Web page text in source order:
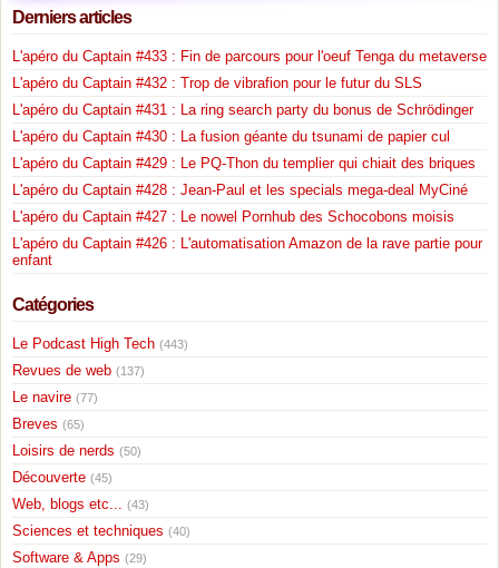
Derniers articles
L'apéro du Captain #433 : Fin de parcours pour l'oeuf Tenga du metaverse
L'apéro du Captain #432 : Trop de vibrafion pour le futur du SLS
L'apéro du Captain #431 : La ring search party du bonus de Schrödinger
L'apéro du Captain #430 : La fusion géante du tsunami de papier cul
L'apéro du Captain #429 : Le PQ-Thon du templier qui chiait des briques
L'apéro du Captain #428 : Jean-Paul et les specials mega-deal MyCiné
L'apéro du Captain #427 : Le nowel Pornhub des Schocobons moisis
L'apéro du Captain #426 : L'automatisation Amazon de la rave partie pour
enfant
Catégories
Le Podcast High Tech (443)
Revues de web (137)
Le navire (77)
Breves (65)
Loisirs de nerds (50)
Découverte (45)
Web, blogs etc... (43)
Sciences et techniques (40)
Software & Apps (29)